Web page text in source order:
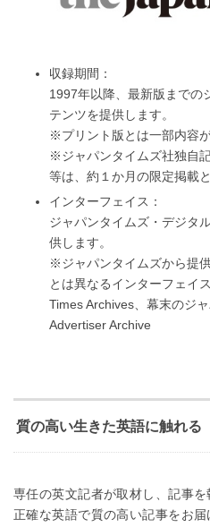
収録期間：
1997年以降、最新版までの
テンツを提供します。
※プリント版とは一部内容が
※ジャパンタイムズ社独自
等は、約１か月の限定掲載
インターフェイス：
ジャパンタイムズ・デジタ
供します。
※ジャパンタイムズから提
とは異なるインターフェイ
Times Archives、幕末のジ
Advertiser Archive
質の高い生きた英語に触れる
専任の英文記者が取材し、記事
正確な英語で質の高い記事をお届